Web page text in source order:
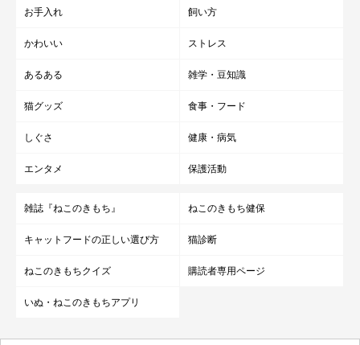
お手入れ 飼い方
かわいい ストレス
あるある 雑学・豆知識
猫グッズ 食事・フード
しぐさ 健康・病気
エンタメ 保護活動
雑誌『ねこのきもち』 ねこのきもち健保
キャットフードの正しい選び方 猫診断
ねこのきもちクイズ 購読者専用ページ
いぬ・ねこのきもちアプリ